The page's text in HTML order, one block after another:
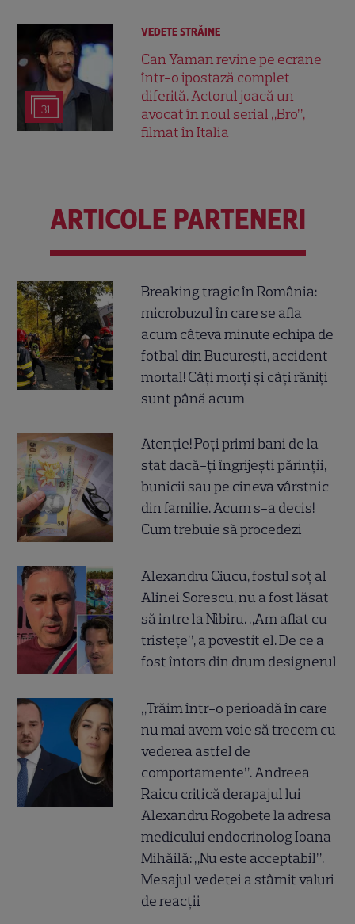
31
VEDETE STRĂINE
Can Yaman revine pe ecrane
într-o ipostază complet
diferită. Actorul joacă un
avocat în noul serial „Bro”,
filmat în Italia
ARTICOLE PARTENERI
Breaking tragic în România:
microbuzul în care se afla
acum câteva minute echipa de
fotbal din București, accident
mortal! Câți morți și câți răniți
sunt până acum
Atenție! Poți primi bani de la
stat dacă-ți îngrijești părinții,
bunicii sau pe cineva vârstnic
din familie. Acum s-a decis!
Cum trebuie să procedezi
Alexandru Ciucu, fostul soț al
Alinei Sorescu, nu a fost lăsat
să intre la Nibiru. „Am aflat cu
tristețe”, a povestit el. De ce a
fost întors din drum designerul
„Trăim într-o perioadă în care
nu mai avem voie să trecem cu
vederea astfel de
comportamente”. Andreea
Raicu critică derapajul lui
Alexandru Rogobete la adresa
medicului endocrinolog Ioana
Mihăilă: „Nu este acceptabil”.
Mesajul vedetei a stârnit valuri
de reacții